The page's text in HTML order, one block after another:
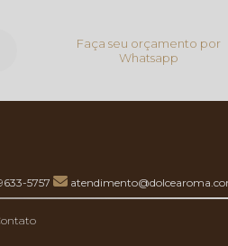
Faça seu orçamento por
Whatsapp
5757
Contato